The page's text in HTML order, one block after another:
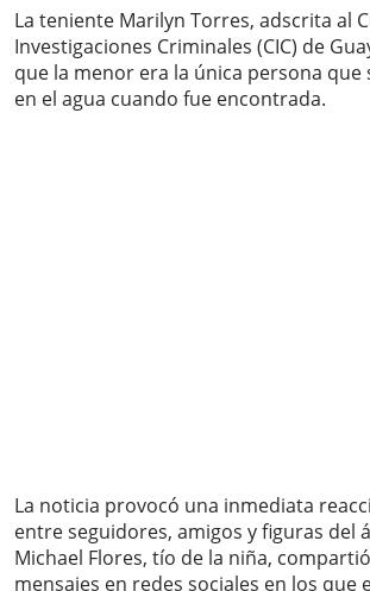
La teniente Marilyn Torres, adscrita al
Investigaciones Criminales (CIC) de
que la menor era la única persona que
en el agua cuando fue encontrada.
La noticia provocó una inmediata
entre seguidores, amigos y figuras del
Michael Flores, tío de la niña,
mensajes en redes sociales en los que